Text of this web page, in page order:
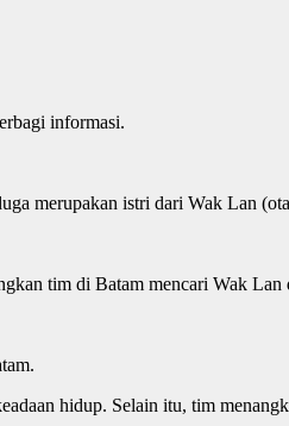
informasi.
merupakan istri dari Wak Lan
tim di Batam mencari Wak
hidup. Selain itu, tim